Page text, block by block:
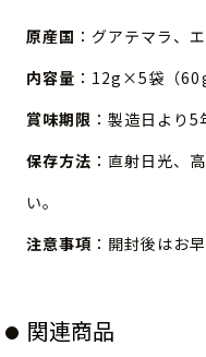
原産国 ：グアテマラ、
内容量 ：12g×5袋（60g
賞味期限 ：製造日より5
保存方法 ：直射日光、
い。
注意事項 ：開封後はお
関連商品